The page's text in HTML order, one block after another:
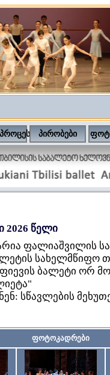
პირობები
2026 წელი
ფალიაშვილის
სახელმწიფო
ბალეტი ორ
სწავლების
ფოტოკადრები